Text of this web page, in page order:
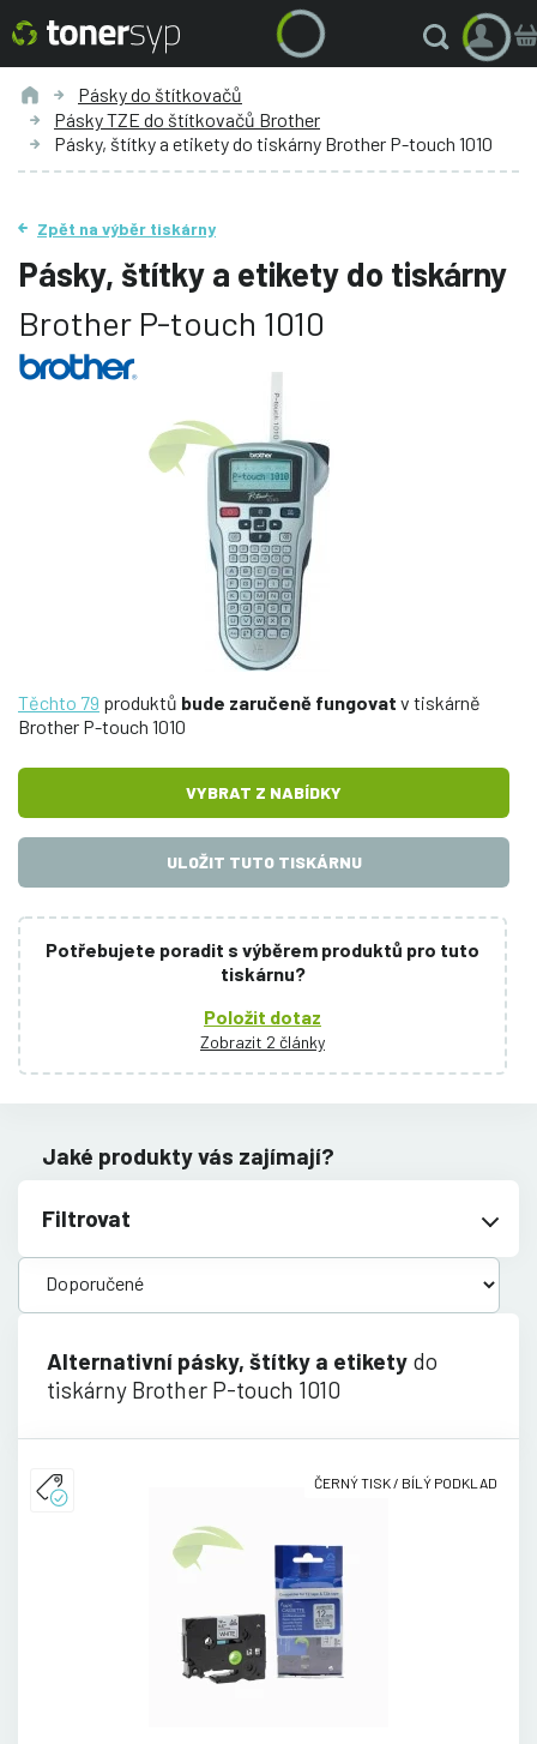
Pásky do štítkovačů
Pásky TZE do štítkovačů Brother
Pásky, štítky a etikety do tiskárny Brother P-touch 1010
Zpět na výběr tiskárny
Pásky, štítky a etikety do tiskárny
Brother P-touch 1010
Těchto 79 produktů bude zaručeně fungovat v tiskárně
Brother P-touch 1010
VYBRAT Z NABÍDKY
ULOŽIT TUTO TISKÁRNU
Potřebujete poradit s výběrem produktů pro tuto
tiskárnu?
Položit dotaz
Zobrazit 2 články
Jaké produkty vás zajímají?
Filtrovat
Alternativní pásky, štítky a etikety do
tiskárny Brother P-touch 1010
ČERNÝ TISK / BÍLÝ PODKLAD